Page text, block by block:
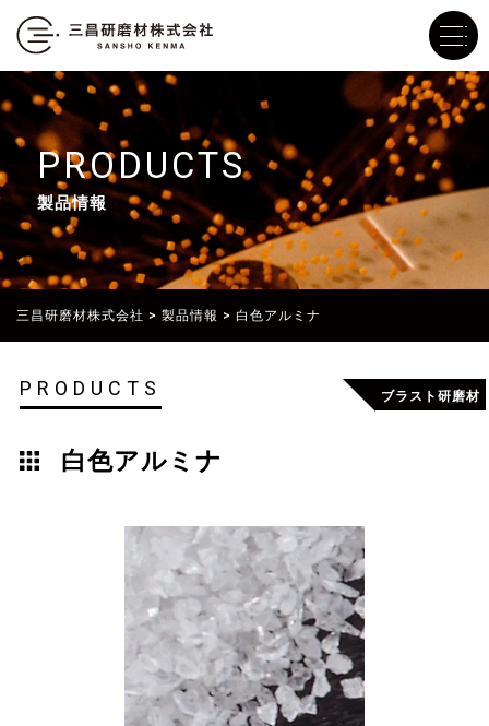
PRODUCTS
製品情報
三昌研磨材株式会社 > 製品情報 > 白色アルミナ
PRODUCTS
白色アルミナ
ブラスト研磨材